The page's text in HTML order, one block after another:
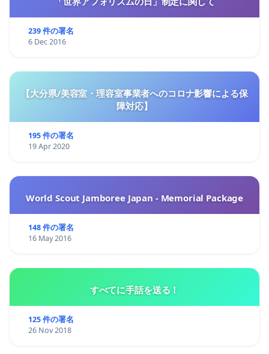
239 件の署名
6 Dec 2016
【大分県/美容室・理容室事業者へのコロナ影響による保
障対応】
195 件の署名
19 Apr 2020
World Scout Jamboree Japan - Memorial Package
148 件の署名
16 May 2016
すべてに手話を送る！
125 件の署名
26 Nov 2018